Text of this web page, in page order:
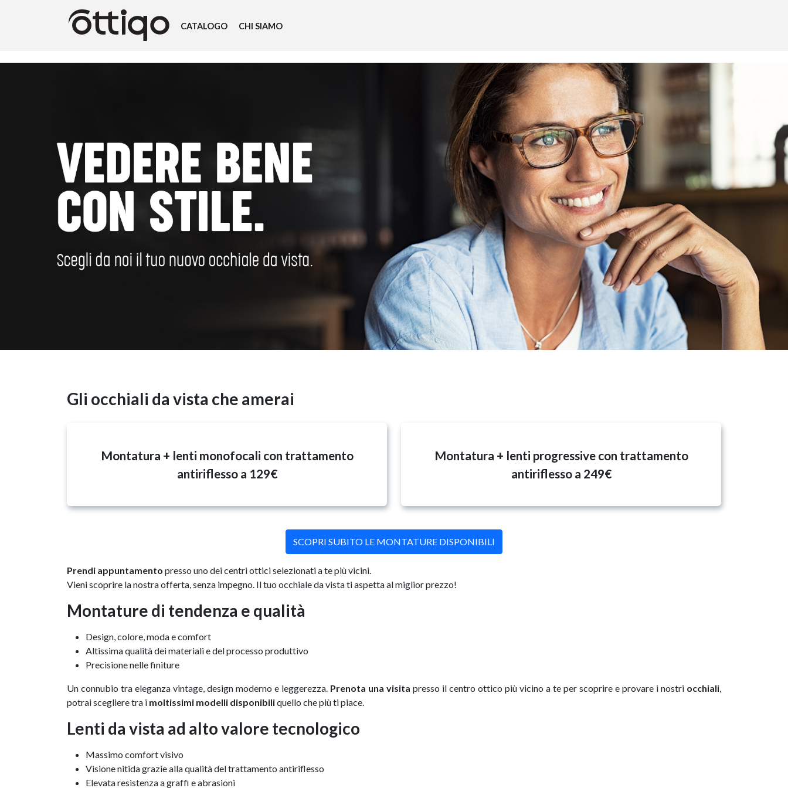
CATALOGO CHI SIAMO
Gli occhiali da vista che amerai
Montatura + lenti monofocali con trattamento
antiriflesso a 129€
Montatura + lenti progressive con trattamento
antiriflesso a 249€
SCOPRI SUBITO LE MONTATURE DISPONIBILI
Prendi appuntamento presso uno dei centri ottici selezionati a te più vicini.
Vieni scoprire la nostra offerta, senza impegno. Il tuo occhiale da vista ti aspetta al miglior prezzo!
Montature di tendenza e qualità
Design, colore, moda e comfort
Altissima qualità dei materiali e del processo produttivo
Precisione nelle finiture
Un connubio tra eleganza vintage, design moderno e leggerezza. Prenota una visita presso il centro ottico più vicino a te per scoprire e provare i nostri occhiali,
potrai scegliere tra i moltissimi modelli disponibiliquello che più ti piace.
Lenti da vista ad alto valore tecnologico
Massimo comfort visivo
Visione nitida grazie alla qualità del trattamento antiriflesso
Elevata resistenza a graffi e abrasioni